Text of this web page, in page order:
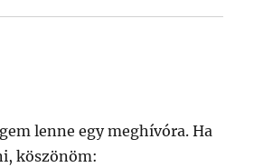
lenne egy meghívóra. Ha
köszönöm: